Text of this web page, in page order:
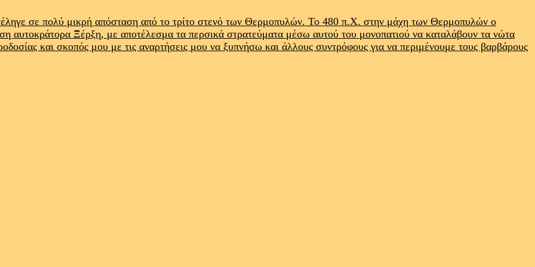
σε πολύ μικρή απόσταση από το τρίτο στενό των Θερμοπυλών. Το 480 π.Χ. στην μάχη των Θερμοπυλών ο
αυτοκράτορα Ξέρξη, με αποτέλεσμα τα περσικά στρατεύματα μέσω αυτού του μονοπατιού να καταλάβουν τα νώτα
και σκοπός μου με τις αναρτήσεις μου να ξυπνήσω και άλλους συντρόφους για να περιμένουμε τους βαρβάρους